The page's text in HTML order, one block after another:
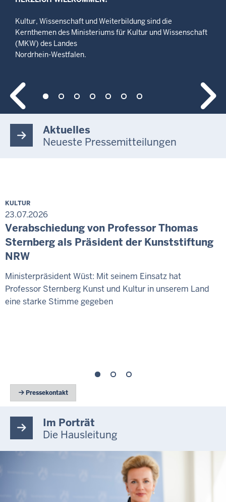
Kultur, Wissenschaft und Weiterbildung sind die
Kernthemen des Ministeriums für Kultur und Wissenschaft
(MKW) des Landes
Nordrhein-Westfalen.
Aktuelles
Neueste Pressemitteilungen
KULTUR
23.07.2026
Verabschiedung von Professor Thomas
Sternberg als Präsident der Kunststiftung
NRW
Ministerpräsident Wüst: Mit seinem Einsatz hat
Professor Sternberg Kunst und Kultur in unserem Land
eine starke Stimme gegeben
Pressekontakt
Im Porträt
Die Hausleitung